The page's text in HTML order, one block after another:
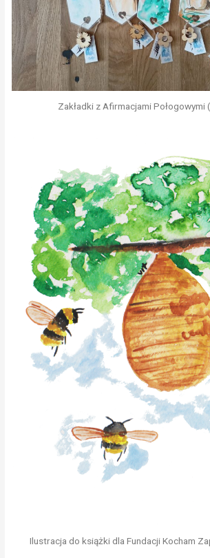
Zakładki z Afirmacjami Połogowymi
Ilustracja do książki dla Fundacji Kocham